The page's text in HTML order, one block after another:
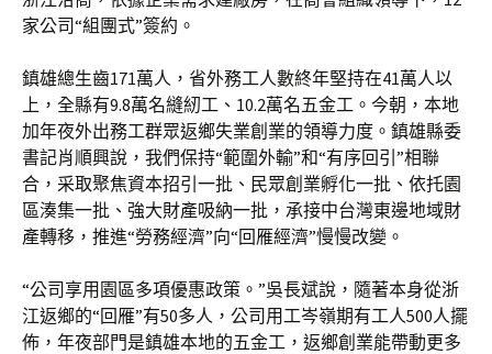
家公司“組團式”簽約。
鎮雄總生齒171萬人，省外務工人數終年堅持在41萬人以
上，全縣有9.8萬名縫紉工、10.2萬名五金工。今朝，本地
加年夜外出務工群眾返鄉失業創業的領導力度。鎮雄縣委
書記肖順興說，我們保持“範圍外輸”和“有序回引”相聯
合，采取聚焦資本招引一批、民眾創業孵化一批、依托園
區湊集一批、強大財產吸納一批，承接中台灣東邊地域財
產轉移，推進“勞務經濟”向“回雁經濟”慢慢改變。
“公司享用園區多項優惠政策。”吳長斌說，隨著本身從浙
江返鄉的“回雁”有50多人，公司用工岑嶺期有工人500人擺
佈，年夜部門是鎮雄本地的五金工，返鄉創業能帶動更多